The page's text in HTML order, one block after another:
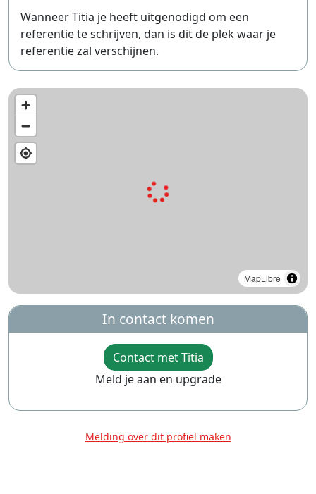
Wanneer Titia je heeft uitgenodigd om een
referentie te schrijven, dan is dit de plek waar je
referentie zal verschijnen.
MapLibre
In contact komen
Contact met Titia
Meld je aan en upgrade
Melding over dit profiel maken